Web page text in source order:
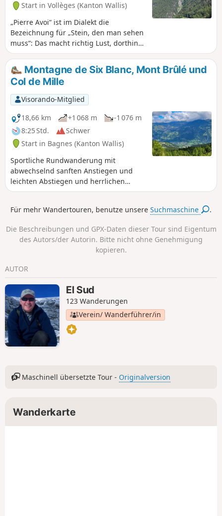
Start in Vollèges (Kanton Wallis)
„Pierre Avoi“ ist im Dialekt die
Bezeichnung für „Stein, den man sehen
muss“: Das macht richtig Lust, dorthin
zu gehen! Es handelt sich um einen
einsamen Felsgipfel auf dem Kamm von
Verbier, was ihn zu einem
symbolträchtigen Gipfel macht. Die hier
vorgeschlagene Route, die am Col des
Planches beginnt, ist eine etwas
weniger frequentierte Alternative zu
den Routen ab Verbier oder Savoleyres.
Montagne de Six Blanc, Mont Brûlé und
Col de Mille
Visorando-Mitglied
18,66 km
+1 068 m
-1 076 m
8:25 Std.
Schwer
Start in Bagnes (Kanton Wallis)
Sportliche Rundwanderung mit
abwechselnd sanften Anstiegen und
leichten Abstiegen und herrlichen
Ausblicken auf das Val de Bagne auf der
anderen Seite. Bei schönem Wetter
französischen und Schweizer Alpen.
Für mehr Wandertouren, benutze unsereSuchmaschine .
Die Beschreibungen und GPX-Daten dieser Tour sind Eigentum
des Autors/der Autorin. Bitte nicht ohne Genehmigung
kopieren.
AUTOR
El Sud
123 Wanderungen
Verein/ Wanderführer/in
Maschinell übersetzte Tour - Originalversion
Wanderkarte